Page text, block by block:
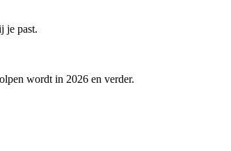
je past.
wordt in 2026 en verder.